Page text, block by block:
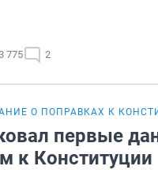
775 2
О ПОПРАВКАХ К
первые
к Конституции